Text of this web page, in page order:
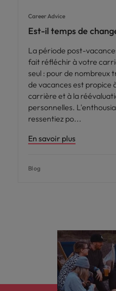
Career Advice
Est-il temps de
La période post-
fait réfléchir à votre
seul : pour de nombreux
de vacances est propice
carrière et à la
personnelles.
ressentiez po
En savoir plus
Blog